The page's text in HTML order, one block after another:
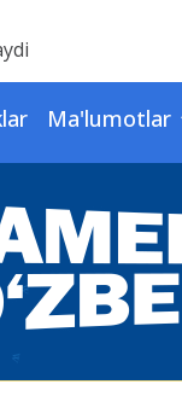
Ma'lumotlar